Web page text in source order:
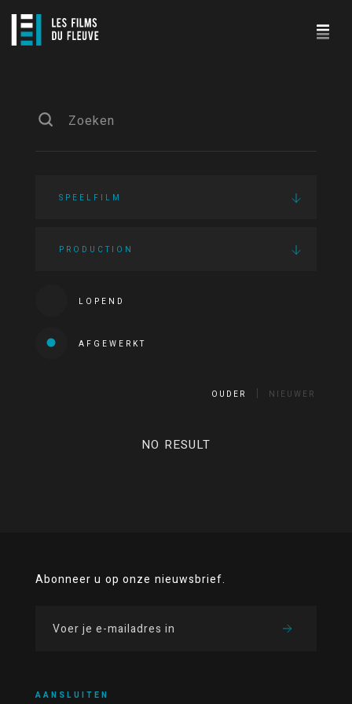
SPEELFILM
PRODUCTION
LOPEND
AFGEWERKT
OUDER NIEUWER
NO RESULT
Abonneer u op onze nieuwsbrief.
AANSLUITEN